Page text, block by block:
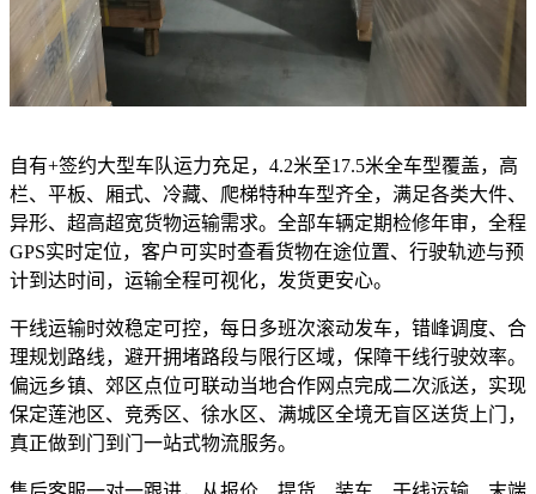
自有+签约大型车队运力充足，4.2米至17.5米全车型覆盖，高
栏、平板、厢式、冷藏、爬梯特种车型齐全，满足各类大件、
异形、超高超宽货物运输需求。全部车辆定期检修年审，全程
GPS实时定位，客户可实时查看货物在途位置、行驶轨迹与预
计到达时间，运输全程可视化，发货更安心。
干线运输时效稳定可控，每日多班次滚动发车，错峰调度、合
理规划路线，避开拥堵路段与限行区域，保障干线行驶效率。
偏远乡镇、郊区点位可联动当地合作网点完成二次派送，实现
保定莲池区、竞秀区、徐水区、满城区全境无盲区送货上门，
真正做到门到门一站式物流服务。